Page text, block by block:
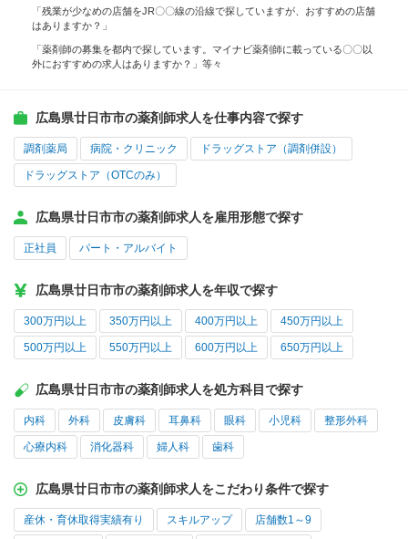
「残業が少なめの店舗をJR〇〇線の沿線で探していますが、おすすめの店舗
はありますか？」
「薬剤師の募集を都内で探しています。マイナビ薬剤師に載っている〇〇以
外におすすめの求人はありますか？」等々
広島県廿日市市の薬剤師求人を仕事内容で探す
調剤薬局 病院・クリニック ドラッグストア（調剤併設）
ドラッグストア（OTCのみ）
広島県廿日市市の薬剤師求人を雇用形態で探す
正社員 パート・アルバイト
広島県廿日市市の薬剤師求人を年収で探す
300万円以上 350万円以上 400万円以上 450万円以上
500万円以上 550万円以上 600万円以上 650万円以上
広島県廿日市市の薬剤師求人を処方科目で探す
内科 外科 皮膚科 耳鼻科 眼科 小児科 整形外科
心療内科 消化器科 婦人科 歯科
広島県廿日市市の薬剤師求人をこだわり条件で探す
産休・育休取得実績有り スキルアップ 店舗数1～9